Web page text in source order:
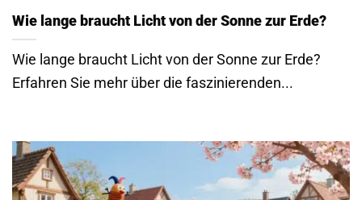
Wie lange braucht Licht von der Sonne zur Erde?
Wie lange braucht Licht von der Sonne zur Erde?
Erfahren Sie mehr über die faszinierenden...